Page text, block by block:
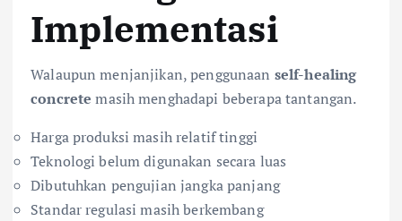
Implementasi
Walaupun menjanjikan, penggunaan self-healing
concrete masih menghadapi beberapa tantangan.
Harga produksi masih relatif tinggi
Teknologi belum digunakan secara luas
Dibutuhkan pengujian jangka panjang
Standar regulasi masih berkembang